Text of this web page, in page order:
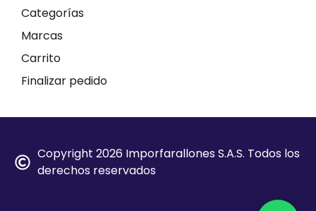
Categorías
Marcas
Carrito
Finalizar pedido
Copyright 2026 Imporfarallones S.A.S. Todos los
derechos reservados